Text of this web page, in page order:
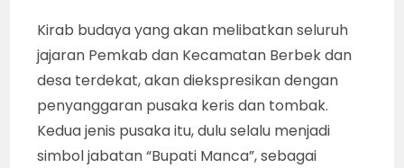
Kirab budaya yang akan melibatkan seluruh
jajaran Pemkab dan Kecamatan Berbek dan
desa terdekat, akan diekspresikan dengan
penyanggaran pusaka keris dan tombak.
Kedua jenis pusaka itu, dulu selalu menjadi
simbol jabatan “Bupati Manca”, sebagai